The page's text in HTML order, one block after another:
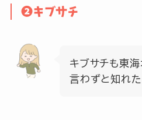
❷キブサチ
キブサチも東
言わずと知れた